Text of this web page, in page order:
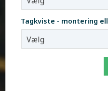
Tagkviste - montering